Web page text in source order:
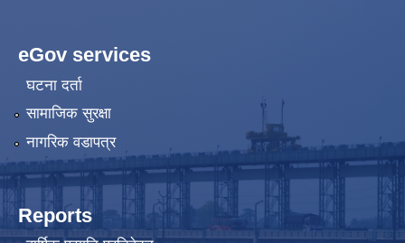
eGov services
घटना दर्ता
सामाजिक सुरक्षा
नागरिक वडापत्र
Reports